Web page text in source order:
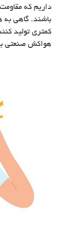
داریم که
باشند. گاهی به
کمتری تولید
هواکش صنعتی